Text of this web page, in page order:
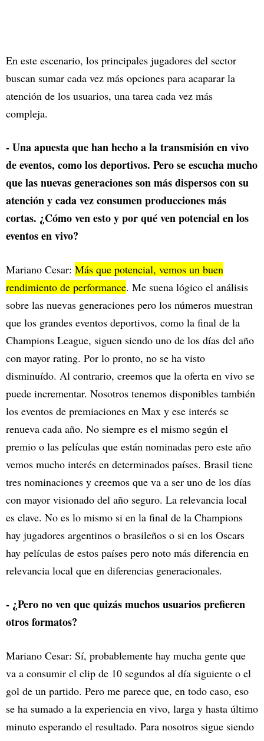
En este escenario, los principales jugadores del sector
buscan sumar cada vez más opciones para acaparar la
atención de los usuarios, una tarea cada vez más
compleja.
- Una apuesta que han hecho a la transmisión en vivo
de eventos, como los deportivos. Pero se escucha mucho
que las nuevas generaciones son más dispersos con su
atención y cada vez consumen producciones más
cortas. ¿Cómo ven esto y por qué ven potencial en los
eventos en vivo?
Mariano Cesar: Más que potencial, vemos un buen
rendimiento de performance. Me suena lógico el análisis
sobre las nuevas generaciones pero los números muestran
que los grandes eventos deportivos, como la final de la
Champions League, siguen siendo uno de los días del año
con mayor rating. Por lo pronto, no se ha visto
disminuído. Al contrario, creemos que la oferta en vivo se
puede incrementar. Nosotros tenemos disponibles también
los eventos de premiaciones en Max y ese interés se
renueva cada año. No siempre es el mismo según el
premio o las películas que están nominadas pero este año
vemos mucho interés en determinados países. Brasil tiene
tres nominaciones y creemos que va a ser uno de los días
con mayor visionado del año seguro. La relevancia local
es clave. No es lo mismo si en la final de la Champions
hay jugadores argentinos o brasileños o si en los Oscars
hay películas de estos países pero noto más diferencia en
relevancia local que en diferencias generacionales.
- ¿Pero no ven que quizás muchos usuarios prefieren
otros formatos?
Mariano Cesar: Sí, probablemente hay mucha gente que
va a consumir el clip de 10 segundos al día siguiente o el
gol de un partido. Pero me parece que, en todo caso, eso
se ha sumado a la experiencia en vivo, larga y hasta último
minuto esperando el resultado. Para nosotros sigue siendo